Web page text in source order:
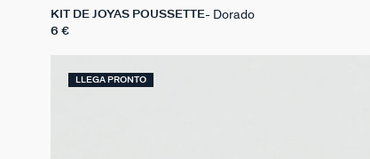
KIT DE JOYAS POUSSETTE Dorado
6 €
LLEGA PRONTO